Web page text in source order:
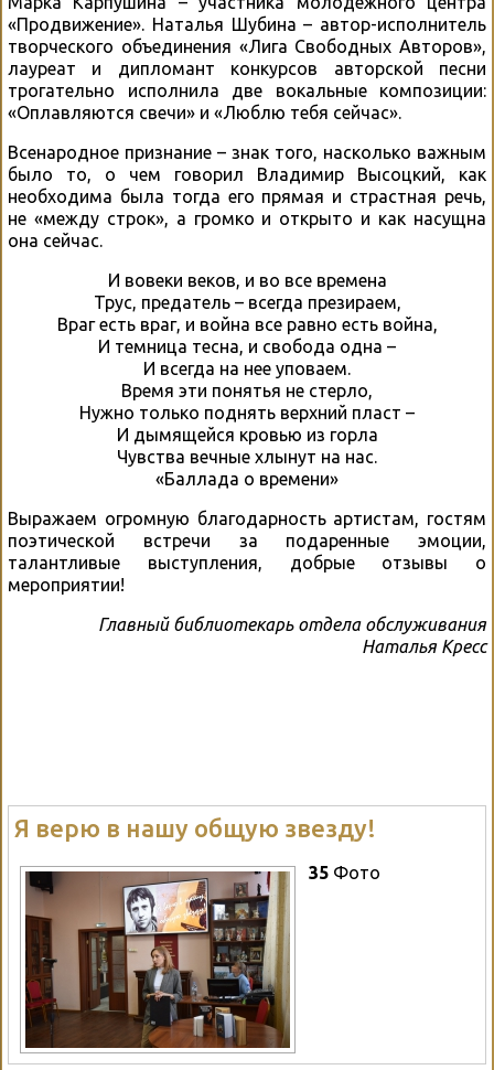
«Продвижение». Наталья Шубина – автор-исполнитель
творческого объединения «Лига Свободных Авторов»,
лауреат и дипломант конкурсов авторской песни
трогательно исполнила две вокальные композиции:
«Оплавляются свечи» и «Люблю тебя сейчас».
Всенародное признание – знак того, насколько важным
было то, о чем говорил Владимир Высоцкий, как
необходима была тогда его прямая и страстная речь,
не «между строк», а громко и открыто и как насущна
она сейчас.
И вовеки веков, и во все времена
Трус, предатель – всегда презираем,
Враг есть враг, и война все равно есть война,
И темница тесна, и свобода одна –
И всегда на нее уповаем.
Время эти понятья не стерло,
Нужно только поднять верхний пласт –
И дымящейся кровью из горла
Чувства вечные хлынут на нас.
«Баллада о времени»
Выражаем огромную благодарность артистам, гостям
поэтической встречи за подаренные эмоции,
талантливые выступления, добрые отзывы о
мероприятии!
Главный библиотекарь отдела обслуживания
Наталья Кресс
Я верю в нашу общую звезду!
35 Фото